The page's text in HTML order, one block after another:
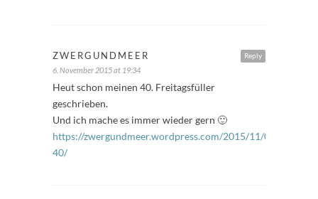
Reply
ZWERGUNDMEER
6. November 2015 at 19:34
Heut schon meinen 40. Freitagsfüller
geschrieben.
Und ich mache es immer wieder gern 🙂
https://zwergundmeer.wordpress.com/2015/11/06/
40/